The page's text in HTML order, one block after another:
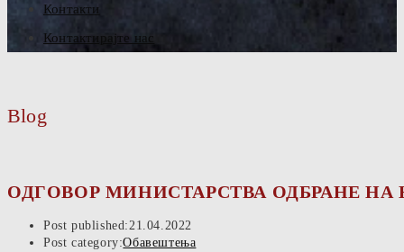
Контакти
Контактирајте нас
Blog
ОДГОВОР МИНИСТАРСТВА ОДБРАНЕ НА
Post published:21.04.2022
Post category:Обавештења